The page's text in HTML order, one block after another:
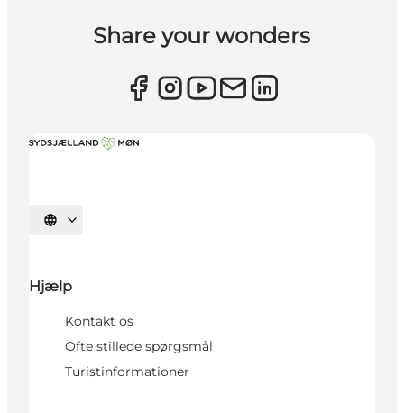
Share your wonders
Vælg sprog
Hjælp
Kontakt os
Ofte stillede spørgsmål
Turistinformationer